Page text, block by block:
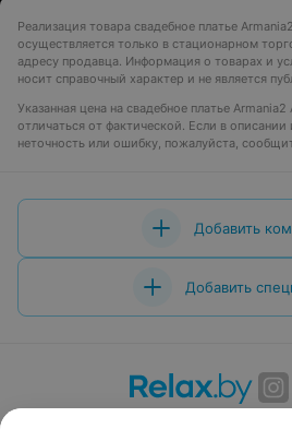
Реализация товара свадебное платье
осуществляется только в стационарном
адресу продавца. Информация о товарах и
носит справочный характер и не является
Указанная цена на свадебное платье
отличаться от фактической. Если в
неточность или ошибку, пожалуйста,
Добавить
Добавить